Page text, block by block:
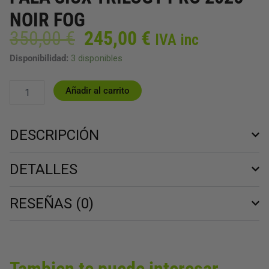
NOIR FOG
350,00€ El
precio
original
era:
350,00 €.
245,00 € El
precio
IVA inc
Disponibilidad: 3 disponibles
PALA
FOG
cantidad
Añadir al carrito
DESCRIPCIÓN
DETALLES
RESEÑAS (0)